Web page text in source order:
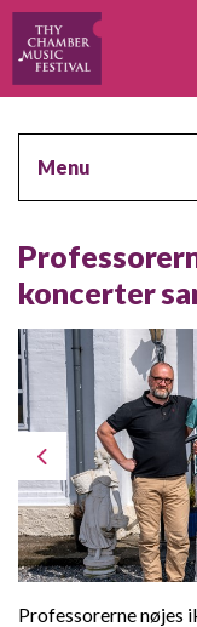
Festivalen
Professorer
Koncerter
Deltagere
Kontakt
Menu
koncerter
Professorerne nøjes